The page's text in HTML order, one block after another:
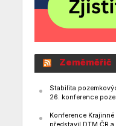
Zeměměřič
Stabilita
26. konference
Konference